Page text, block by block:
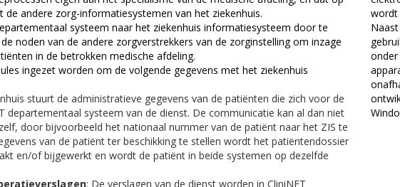
andere zorg-informatiesystemen van het ziekenhuis.
systeem naar het ziekenhuis informatiesysteem door te
noden van de andere zorgverstrekkers van de zorginstelling om inzage
in de betrokken medische afdeling.
ingezet worden om de volgende gegevens met het ziekenhuis
stuurt de administratieve gegevens van de patiënten die zich voor de
departementaal systeem van de dienst. De communicatie kan al dan niet
door bijvoorbeeld het nationaal nummer van de patiënt naar het ZIS te
van de patiënt ter beschikking te stellen wordt het patiëntendossier
en/of bijgewerkt en wordt de patiënt in beide systemen op dezelfde
: De verslagen van de dienst worden in CliniNET
wordt